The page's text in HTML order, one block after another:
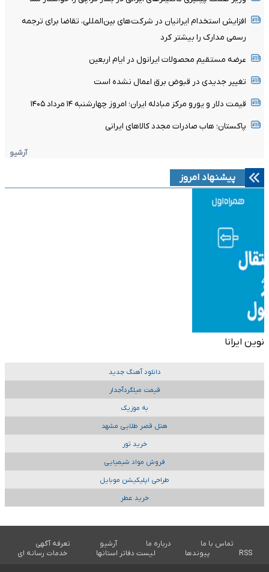
افزایش استخدام ایرانیان در شرکت‌های بین‌المللی، تقاضا برای ترجمه
رسمی مدارک را بیشتر کرد
عرضه مستقیم محصولات ایرانول در ایام اربعین
تغییر جدیدی در قبوض برق اعمال نشده است
قیمت دلار و یورو مرکز مبادله ایران؛ امروز چهارشنبه ۱۴ مرداد ۱۴۰۵
پاکستان؛ هاب صادرات مجدد کالاهای ایرانی
آرشیو
پیشنهاد امروز
نوین ایرانا
دانلود آهنگ جدید
قیمت میلگردآجدار
به موزیک
هتل قصر طلایی مشهد
خرید تور
فروش مواد شیمیایی
طراحی اپلیکیشن موبایل
خرید عطر
تماس با ما درباره ما آرشیو
تعرفه آگهی
RSS
پیوندها لیست دفاتر استانها خدمات رسانه ای